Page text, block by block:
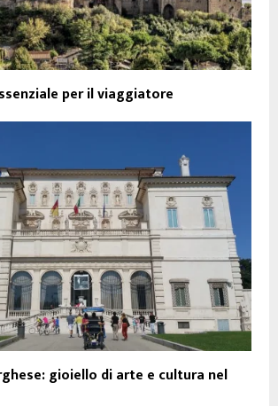
per il viaggiatore
gioiello di arte e cultura nel